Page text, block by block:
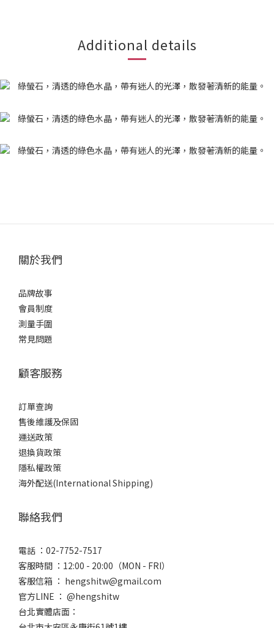
Additional details
關於我們
品牌故事
會員制度
測量手圍
常見問題
顧客服務
訂單查詢
售後維護及保固
運送政策
退換貨政策
隱私權政策
海外配送(International Shipping)
聯絡我們
電話 ：02-7752-7517
客服時間 ：12:00 - 20:00（MON - FRI）
客服信箱 ： hengshitw@gmail.com
官方LINE ： @hengshitw
台北實體店面：